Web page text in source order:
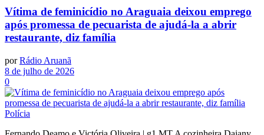
Vítima de feminicídio no Araguaia deixou emprego
após promessa de pecuarista de ajudá-la a abrir
restaurante, diz família
por Rádio Aruanã
8 de julho de 2026
0
Polícia